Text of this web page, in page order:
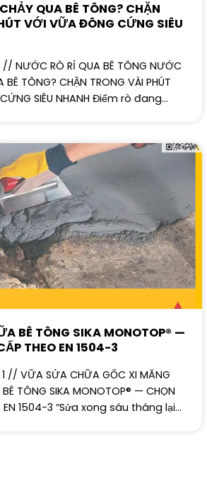
QUA BÊ TÔNG? CHẶN
VỚI VỮA ĐÔNG CỨNG SIÊU
// NƯỚC RÒ RỈ QUA BÊ TÔNG NƯỚC
TÔNG? CHẶN TRONG VÀI PHÚT
SIÊU NHANH Điểm rò đang...
BÊ TÔNG SIKA MONOTOP® —
THEO EN 1504-3
1 // VỮA SỬA CHỮA GỐC XI MĂNG
TÔNG SIKA MONOTOP® — CHỌN
EN 1504-3 “Sửa xong sáu tháng lại...